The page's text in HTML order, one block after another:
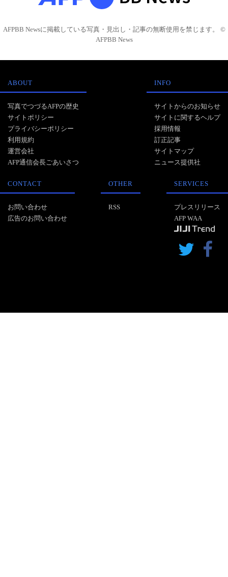
AFPBB Newsに掲載している写真・見出し・記事の無断使用を禁じます。 ©
AFPBB News
ABOUT
写真でつづるAFPの歴史
サイトポリシー
プライバシーポリシー
利用規約
運営会社
AFP通信会長ごあいさつ
INFO
サイトからのお知らせ
サイトに関するヘルプ
採用情報
訂正記事
サイトマップ
ニュース提供社
CONTACT
お問い合わせ
広告のお問い合わせ
OTHER
RSS
SERVICES
プレスリリース
AFP WAA